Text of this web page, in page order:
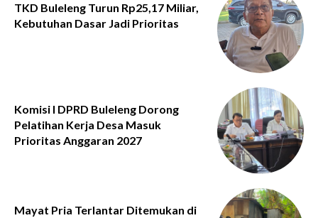
TKD Buleleng Turun Rp25,17 Miliar,
Kebutuhan Dasar Jadi Prioritas
Komisi I DPRD Buleleng Dorong
Pelatihan Kerja Desa Masuk
Prioritas Anggaran 2027
Mayat Pria Terlantar Ditemukan di